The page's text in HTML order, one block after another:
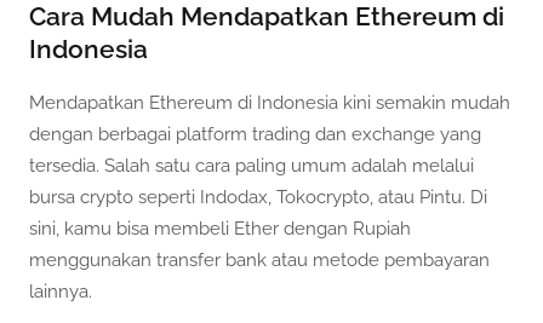
Cara Mudah Mendapatkan Ethereum di
Indonesia
Mendapatkan Ethereum di Indonesia kini semakin mudah
dengan berbagai platform trading dan exchange yang
tersedia. Salah satu cara paling umum adalah melalui
bursa crypto seperti Indodax, Tokocrypto, atau Pintu. Di
sini, kamu bisa membeli Ether dengan Rupiah
menggunakan transfer bank atau metode pembayaran
lainnya.